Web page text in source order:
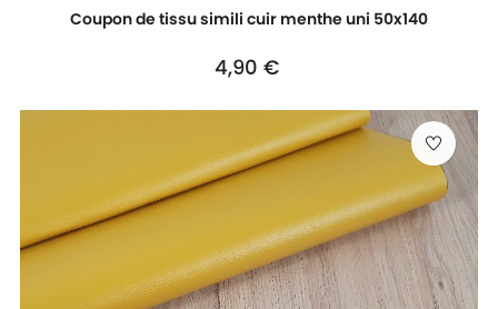
Coupon de tissu simili cuir menthe uni 50x140
Prix
4,90 €